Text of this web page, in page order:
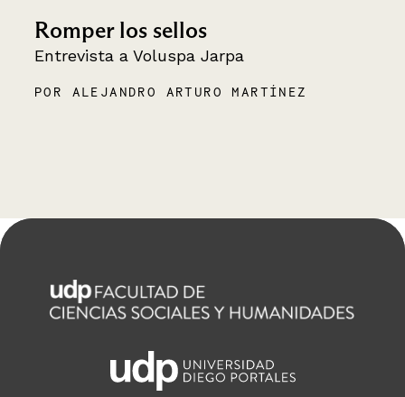
Romper los sellos
Entrevista a Voluspa Jarpa
POR ALEJANDRO ARTURO MARTÍNEZ